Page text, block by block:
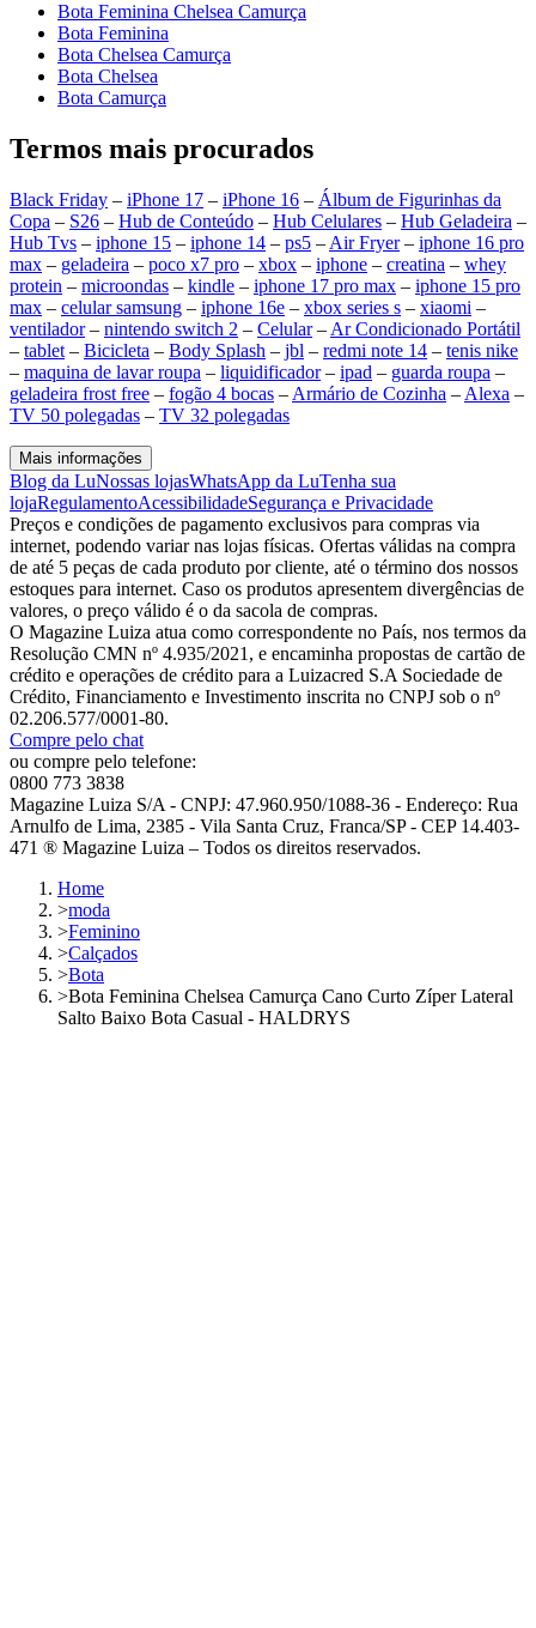
Bota Feminina Chelsea Camurça
Bota Feminina
Bota Chelsea Camurça
Bota Chelsea
Bota Camurça
Termos mais procurados
Black Friday – iPhone 17 – iPhone 16 – Álbum de Figurinhas da
Copa – S26 – Hub de Conteúdo – Hub Celulares – Hub Geladeira –
Hub Tvs – iphone 15 – iphone 14 – ps5 – Air Fryer– iphone 16 pro
max – geladeira – poco x7 pro – xbox – iphone – creatina – whey
protein – microondas – kindle – iphone 17 pro max – iphone 15 pro
max – celular samsung – iphone 16e – xbox series s – xiaomi –
ventilador– nintendo switch 2 – Celular– Ar Condicionado Portátil
– tablet – Bicicleta – Body Splash – jbl – redmi note 14 – tenis nike
– maquina de lavar roupa – liquidificador– ipad – guarda roupa –
geladeira frost free – fogão 4 bocas – Armário de Cozinha – Alexa –
TV 50 polegadas – TV 32 polegadas
Mais informações
Blog da LuNossas lojasWhatsApp da LuTenha sua
lojaRegulamentoAcessibilidadeSegurança e Privacidade
Preços e condições de pagamento exclusivos para compras via
internet, podendo variar nas lojas físicas. Ofertas válidas na compra
de até 5 peças de cada produto por cliente, até o término dos nossos
estoques para internet. Caso os produtos apresentem divergências de
valores, o preço válido é o da sacola de compras.
O Magazine Luiza atua como correspondente no País, nos termos da
Resolução CMN nº 4.935/2021, e encaminha propostas de cartão de
crédito e operações de crédito para a Luizacred S.A Sociedade de
Crédito, Financiamento e Investimento inscrita no CNPJ sob o nº
02.206.577/0001-80.
Compre pelo chat
ou compre pelo telefone:
0800 773 3838
Magazine Luiza S/A - CNPJ: 47.960.950/1088-36 - Endereço: Rua
Arnulfo de Lima, 2385 - Vila Santa Cruz, Franca/SP - CEP 14.403-
471 ® Magazine Luiza – Todos os direitos reservados.
Home
>moda
>Feminino
>Calçados
>Bota
>Bota Feminina Chelsea Camurça Cano Curto Zíper Lateral
Salto Baixo Bota Casual - HALDRYS